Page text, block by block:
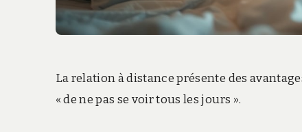
La relation à distance présente des
« de ne pas se voir tous les jours ».